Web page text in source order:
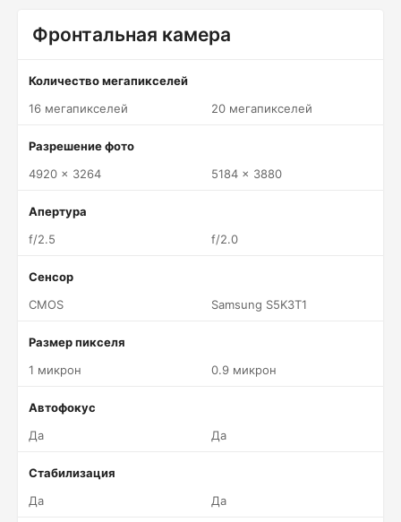
Фронтальная камера
Количество мегапикселей
16 мегапикселей
20 мегапикселей
Разрешение фото
4920 x 3264
5184 x 3880
Апертура
f/2.5
f/2.0
Сенсор
CMOS
Samsung S5K3T1
Размер пикселя
1 микрон
0.9 микрон
Автофокус
Да
Да
Стабилизация
Да
Да